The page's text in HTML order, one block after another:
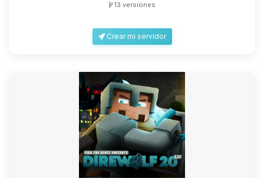
13 versiones
Crear mi servidor
Yupi, por fin alguien con quien
hablar! Soy Choupy, tu pequeno
asistente de BoxToPlay. Cuentame
que necesitas y moveré mis
pequenos circuitos para ayudarte.
09/08/2026 15:46